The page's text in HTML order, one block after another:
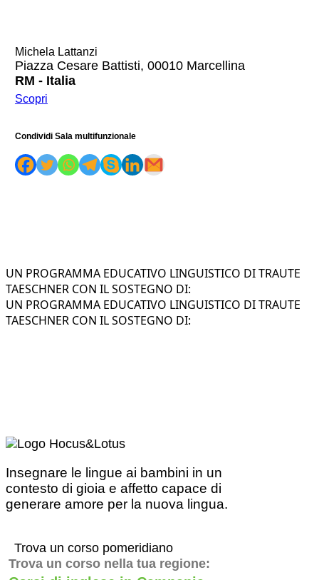
Michela Lattanzi
Piazza Cesare Battisti, 00010 Marcellina
RM - Italia
Scopri
Condividi Sala multifunzionale
UN PROGRAMMA EDUCATIVO LINGUISTICO DI TRAUTE
TAESCHNER CON IL SOSTEGNO DI:
UN PROGRAMMA EDUCATIVO LINGUISTICO DI TRAUTE
TAESCHNER CON IL SOSTEGNO DI:
Insegnare le lingue ai bambini in un
contesto di gioia e affetto capace di
generare amore per la nuova lingua.
Trova un corso pomeridiano
Trova un corso nella tua regione: